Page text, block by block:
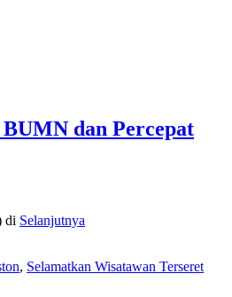
dan Percepat
di Selanjutnya
, Selamatkan Wisatawan Terseret